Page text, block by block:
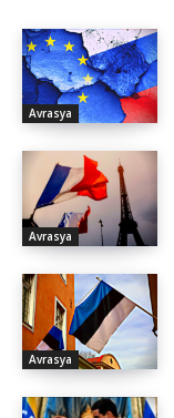
Avrasya
Avrasya
Avrasya